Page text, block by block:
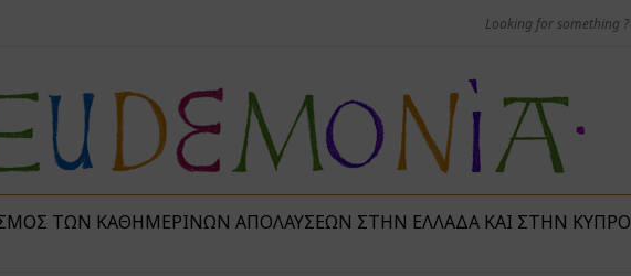
ΤΩΝ ΚΑΘΗΜΕΡΙΝΏΝ ΑΠΟΛΑΎΣΕΩΝ ΣΤΗΝ ΕΛΛΆΔΑ ΚΑΙ ΣΤΗΝ ΚΎΠΡΟ